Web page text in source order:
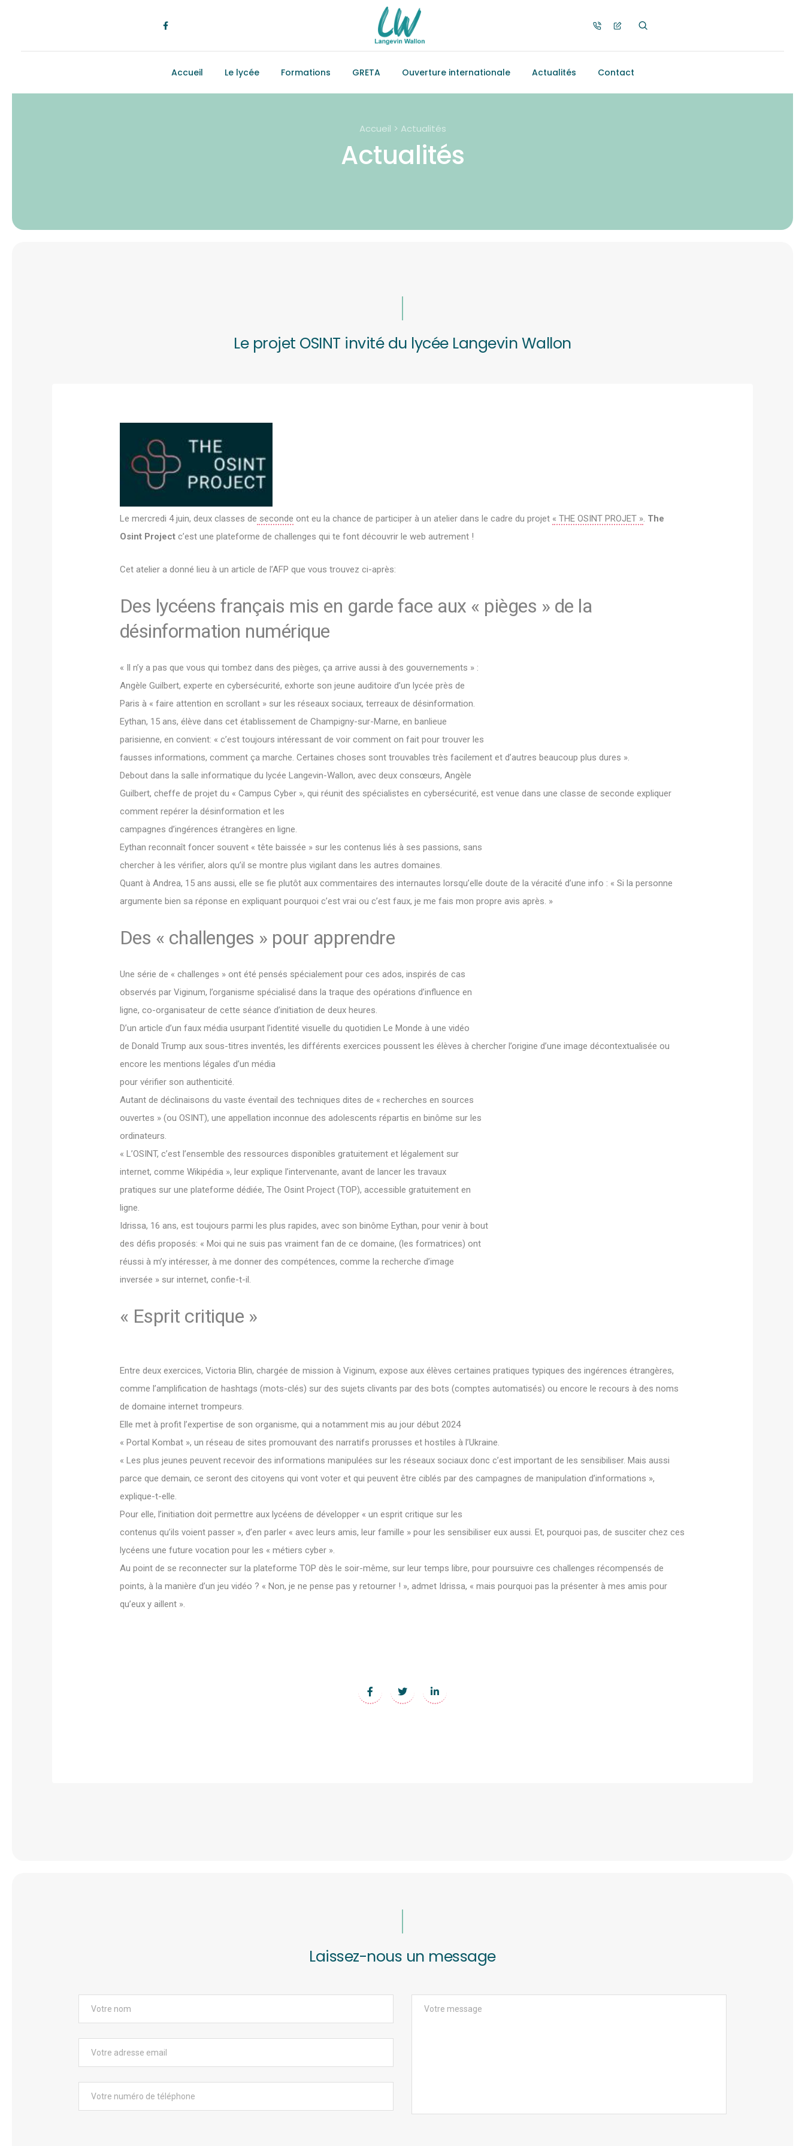
Accueil Le lycée Formations GRETA Ouverture internationale Actualités Contact
Accueil > Actualités
Actualités
Le projet OSINT invité du lycée Langevin Wallon
Le mercredi 4 juin, deux classes de seconde ont eu la chance de participer à un atelier dans le cadre du projet « THE OSINT PROJET ». The
Osint Projectc’est une plateforme de challenges qui te font découvrir le web autrement !
Cet atelier a donné lieu à un article de l’AFP que vous trouvez ci-après:
Des lycéens français mis en garde face aux « pièges » de la
désinformation numérique
« Il n’y a pas que vous qui tombez dans des pièges, ça arrive aussi à des gouvernements » :
Angèle Guilbert, experte en cybersécurité, exhorte son jeune auditoire d’un lycée près de
Paris à « faire attention en scrollant » sur les réseaux sociaux, terreaux de désinformation.
Eythan, 15 ans, élève dans cet établissement de Champigny-sur-Marne, en banlieue
parisienne, en convient: « c’est toujours intéressant de voir comment on fait pour trouver les
fausses informations, comment ça marche. Certaines choses sont trouvables très facilement et d’autres beaucoup plus dures ».
Debout dans la salle informatique du lycée Langevin-Wallon, avec deux consœurs, Angèle
Guilbert, cheffe de projet du « Campus Cyber », qui réunit des spécialistes en cybersécurité, est venue dans une classe de seconde expliquer
comment repérer la désinformation et les
campagnes d’ingérences étrangères en ligne.
Eythan reconnaît foncer souvent « tête baissée » sur les contenus liés à ses passions, sans
chercher à les vérifier, alors qu’il se montre plus vigilant dans les autres domaines.
Quant à Andrea, 15 ans aussi, elle se fie plutôt aux commentaires des internautes lorsqu’elle doute de la véracité d’une info : « Si la personne
argumente bien sa réponse en expliquant pourquoi c’est vrai ou c’est faux, je me fais mon propre avis après. »
Des « challenges » pour apprendre
Une série de « challenges » ont été pensés spécialement pour ces ados, inspirés de cas
observés par Viginum, l’organisme spécialisé dans la traque des opérations d’influence en
ligne, co-organisateur de cette séance d’initiation de deux heures.
D’un article d’un faux média usurpant l’identité visuelle du quotidien Le Monde à une vidéo
de Donald Trump aux sous-titres inventés, les différents exercices poussent les élèves à chercher l’origine d’une image décontextualisée ou
encore les mentions légales d’un média
pour vérifier son authenticité.
Autant de déclinaisons du vaste éventail des techniques dites de « recherches en sources
ouvertes » (ou OSINT), une appellation inconnue des adolescents répartis en binôme sur les
ordinateurs.
« L’OSINT, c’est l’ensemble des ressources disponibles gratuitement et légalement sur
internet, comme Wikipédia », leur explique l’intervenante, avant de lancer les travaux
pratiques sur une plateforme dédiée, The Osint Project (TOP), accessible gratuitement en
ligne.
Idrissa, 16 ans, est toujours parmi les plus rapides, avec son binôme Eythan, pour venir à bout
des défis proposés: « Moi qui ne suis pas vraiment fan de ce domaine, (les formatrices) ont
réussi à m’y intéresser, à me donner des compétences, comme la recherche d’image
inversée » sur internet, confie-t-il.
« Esprit critique »
Entre deux exercices, Victoria Blin, chargée de mission à Viginum, expose aux élèves certaines pratiques typiques des ingérences étrangères,
comme l’amplification de hashtags (mots-clés) sur des sujets clivants par des bots (comptes automatisés) ou encore le recours à des noms
de domaine internet trompeurs.
Elle met à profit l’expertise de son organisme, qui a notamment mis au jour début 2024
« Portal Kombat », un réseau de sites promouvant des narratifs prorusses et hostiles à l’Ukraine.
« Les plus jeunes peuvent recevoir des informations manipulées sur les réseaux sociaux donc c’est important de les sensibiliser. Mais aussi
parce que demain, ce seront des citoyens qui vont voter et qui peuvent être ciblés par des campagnes de manipulation d’informations »,
explique-t-elle.
Pour elle, l’initiation doit permettre aux lycéens de développer « un esprit critique sur les
contenus qu’ils voient passer », d’en parler « avec leurs amis, leur famille » pour les sensibiliser eux aussi. Et, pourquoi pas, de susciter chez ces
lycéens une future vocation pour les « métiers cyber ».
Au point de se reconnecter sur la plateforme TOP dès le soir-même, sur leur temps libre, pour poursuivre ces challenges récompensés de
points, à la manière d’un jeu vidéo ? « Non, je ne pense pas y retourner ! », admet Idrissa, « mais pourquoi pas la présenter à mes amis pour
qu’eux y aillent ».
Laissez-nous un message